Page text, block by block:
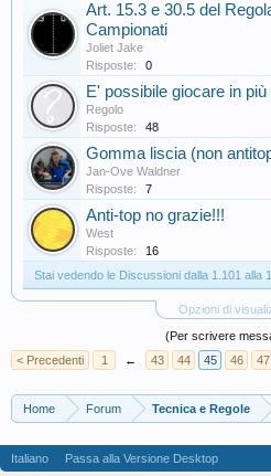
Art. 15.3 e 30.5 del
Campionati
Joliet Jake
Risposte:
0
E' possibile giocare in
Regolo
Risposte:
48
Gomma liscia (non
Jan-Ove Waldner
Risposte:
7
Anti-top no grazie!!!
West
Risposte:
16
Stai vedendo le Discussioni dalla 1.101 alla
Opzioni di
(Per scrivere
< Precedenti
1 ← 43 44 45 46 47
Home Forum Tecnica e Regole
Italiano Passa alla Versione Desktop